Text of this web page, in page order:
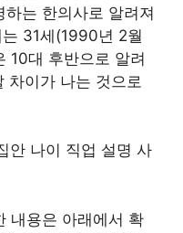
는 한의사로 알려져
31세(1990년 2월
10대 후반으로 알려
차이가 나는 것으로
내용은 아래에서 확